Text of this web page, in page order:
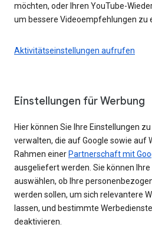
möchten, oder Ihren YouTube-
um bessere Videoempfehlungen zu
Aktivitätseinstellungen aufrufen
Einstellungen für Werbung
Hier können Sie Ihre Einstellungen
verwalten, die auf Google sowie auf
Rahmen einer Partnerschaft mit
ausgeliefert werden. Sie können
auswählen, ob Ihre
werden sollen, um sich relevantere
lassen, und bestimmte
deaktivieren.